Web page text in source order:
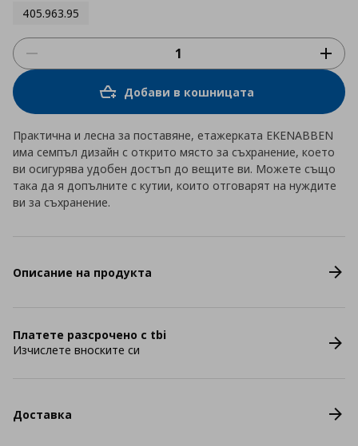
405.963.95
Добави в кошницата
Практична и лесна за поставяне, етажерката EKENABBEN
има семпъл дизайн с открито място за съхранение, което
ви осигурява удобен достъп до вещите ви. Можете също
така да я допълните с кутии, които отговарят на нуждите
ви за съхранение.
Описание на продукта
Платете разсрочено с tbi
Изчислете вноските си
Доставка